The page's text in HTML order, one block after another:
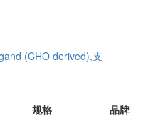
(CHO derived),支
规格 品牌